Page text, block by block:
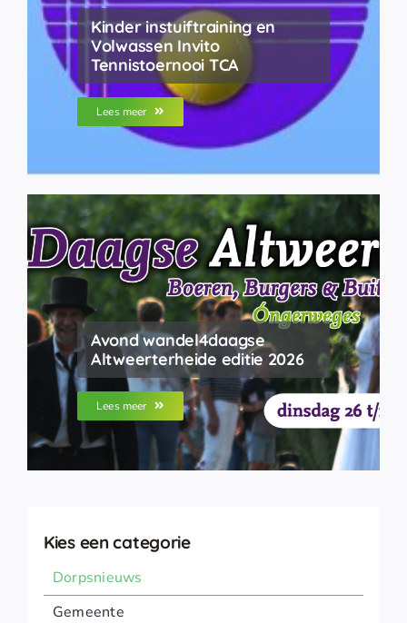
Kinder instuiftraining en
Volwassen Invito
Tennistoernooi TCA
Lees meer
Avond wandel4daagse
Altweerterheide editie 2026
Lees meer
Kies een categorie
Dorpsnieuws
Gemeente